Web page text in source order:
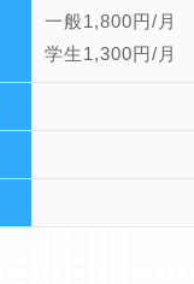
一般1,800円/月
学生1,300円/月